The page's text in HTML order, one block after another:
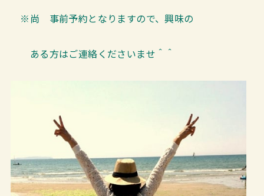
※尚 事前予約となりますので、興味の
ある方はご連絡くださいませ＾＾